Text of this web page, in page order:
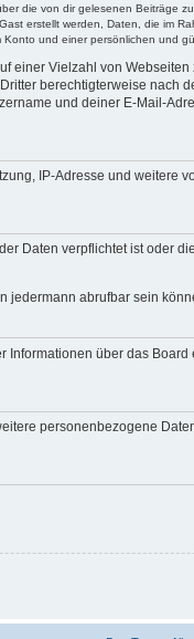
die von dir gelesenen Beiträge
erstellt werden, Daten, die im
und einer persönlichen und
einer Vielzahl von
berechtigterweise nach
und deiner E-Mail-
IP-Adresse und weitere
Daten verpflichtet ist oder
jedermann abrufbar sein
über das
personenbezogene